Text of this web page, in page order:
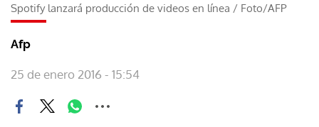
Spotify lanzará producción de videos en línea / Foto/AFP
Afp
25 de enero 2016 - 15:54